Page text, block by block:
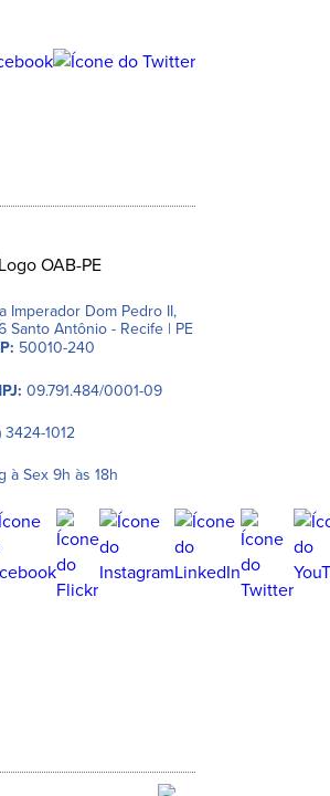
Imperador Dom Pedro II,
Santo Antônio - Recife | PE
50010-240
09.791.484/0001-09
3424-1012
à Sex 9h às 18h